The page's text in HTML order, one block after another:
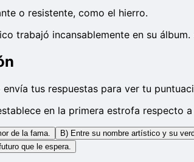
o resistente, como el hierro.
trabajó incansablemente en su álbum.
tus respuestas para ver tu
en la primera estrofa respecto
de la fama. B) Entre su nombre artístico y su
que le espera.